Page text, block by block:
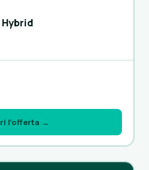
Hybrid
l’offerta →